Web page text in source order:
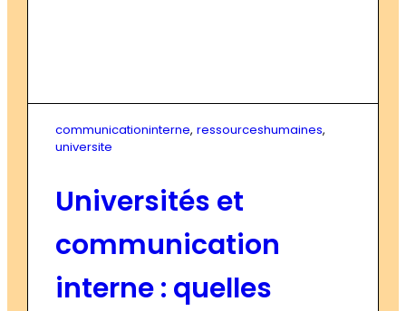
communicationinterne, ressourceshumaines
universite
Universités et
communication
interne : quelles